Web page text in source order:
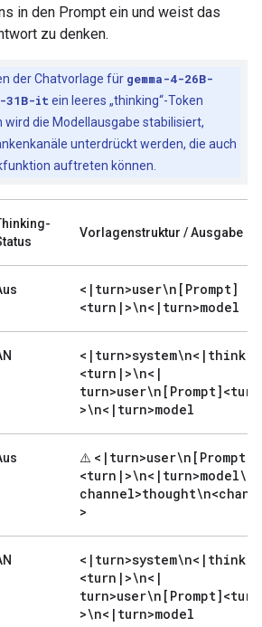
in den Prompt ein und weist das
zu denken.
der Chatvorlage für gemma-4-26B-
31B-it ein leeres „thinking“-Token
wird die Modellausgabe stabilisiert,
unterdrückt werden, die auch
auftreten können.
Vorlagenstruktur / Ausgabe
< | turn>user\n[Prompt]
<turn | >\n< | turn>model
< | turn>system\n< | think
<turn | >\n< |
turn>user\n[Prompt]<turn
>\n< | turn>model
⚠️ < | turn>user\n[Prompt]
<turn | >\n< | turn>model\n<
>
< | turn>system\n< | think
<turn | >\n< |
turn>user\n[Prompt]<turn
>\n< | turn>model